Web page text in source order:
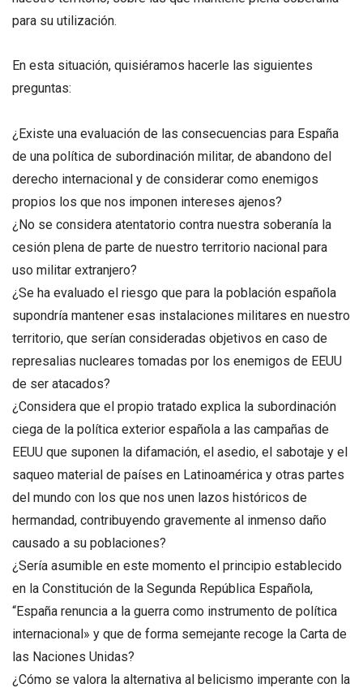
para su utilización.
En esta situación, quisiéramos hacerle las siguientes
preguntas:
¿Existe una evaluación de las consecuencias para España
de una política de subordinación militar, de abandono del
derecho internacional y de considerar como enemigos
propios los que nos imponen intereses ajenos?
¿No se considera atentatorio contra nuestra soberanía la
cesión plena de parte de nuestro territorio nacional para
uso militar extranjero?
¿Se ha evaluado el riesgo que para la población española
supondría mantener esas instalaciones militares en nuestro
territorio, que serían consideradas objetivos en caso de
represalias nucleares tomadas por los enemigos de EEUU
de ser atacados?
¿Considera que el propio tratado explica la subordinación
ciega de la política exterior española a las campañas de
EEUU que suponen la difamación, el asedio, el sabotaje y el
saqueo material de países en Latinoamérica y otras partes
del mundo con los que nos unen lazos históricos de
hermandad, contribuyendo gravemente al inmenso daño
causado a su poblaciones?
¿Sería asumible en este momento el principio establecido
en la Constitución de la Segunda República Española,
“España renuncia a la guerra como instrumento de política
internacional» y que de forma semejante recoge la Carta de
las Naciones Unidas?
¿Cómo se valora la alternativa al belicismo imperante con la